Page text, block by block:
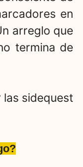
en
arreglo que
termina de
las sidequest